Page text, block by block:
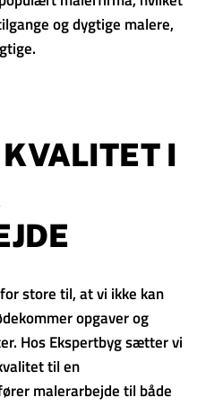
og dygtige malere,
I
store til, at vi ikke kan
opgaver og
Hos Ekspertbyg sætter vi
til en
malerarbejde til både